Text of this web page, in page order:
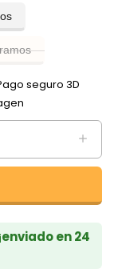
seguro 3D
en 24